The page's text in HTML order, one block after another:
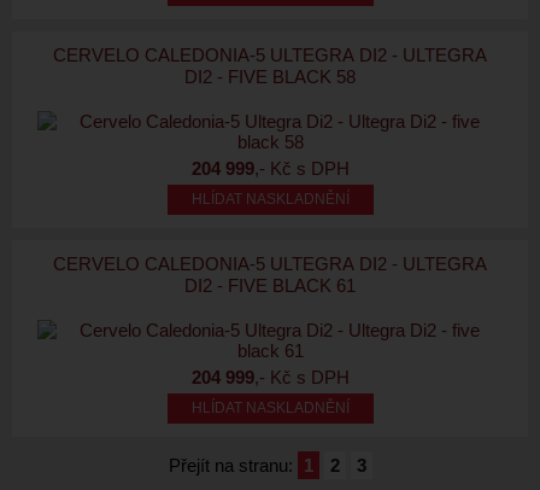
CERVELO CALEDONIA-5 ULTEGRA DI2 - ULTEGRA
DI2 - FIVE BLACK 58
204 999,- Kč s DPH
HLÍDAT NASKLADNĚNÍ
CERVELO CALEDONIA-5 ULTEGRA DI2 - ULTEGRA
DI2 - FIVE BLACK 61
204 999,- Kč s DPH
HLÍDAT NASKLADNĚNÍ
Přejít na stranu: 1 2 3